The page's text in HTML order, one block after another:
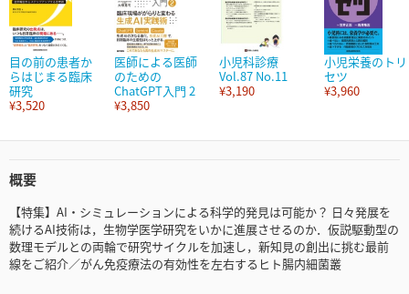
目の前の患者か
らはじまる臨床
研究
¥3,520
医師による医師
のための
ChatGPT入門 2
¥3,850
小児科診療
Vol.87 No.11
¥3,190
小児栄養のトリ
セツ
¥3,960
概要
【特集】AI・シミュレーションによる科学的発見は可能か？ 日々発展を
続けるAI技術は，生物学医学研究をいかに進展させるのか．仮説駆動型の
数理モデルとの両輪で研究サイクルを加速し，新知見の創出に挑む最前
線をご紹介／がん免疫療法の有効性を左右するヒト腸内細菌叢